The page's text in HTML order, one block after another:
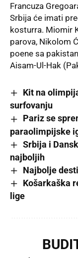
Francuza
Srbija će imati
kosturra. Miomir
parova, Nikolom
poene sa
Aisam-Ul-Hak
Kit na
surfovanju
Pariz se
paraolimpijske
Srbija i
najboljih
Najbolje
Košarkaška
lige